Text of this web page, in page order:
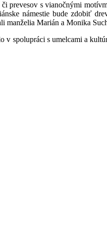
s vianočnými
námestie bude zdobiť
manželia Marián a Monika
spolupráci s umelcami a